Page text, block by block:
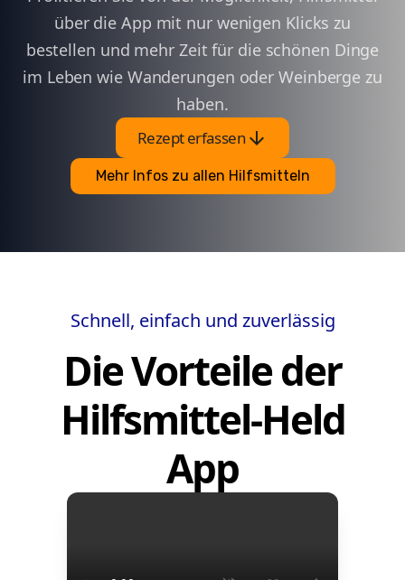
über die App mit nur wenigen Klicks zu
bestellen und mehr Zeit für die schönen Dinge
im Leben wie Wanderungen oder Weinberge zu
haben.
Rezept erfassenarrow_downward
Mehr Infos zu allen Hilfsmitteln
Schnell, einfach und zuverlässig
Die Vorteile der
Hilfsmittel-Held
App